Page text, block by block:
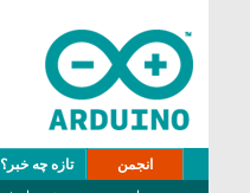
انجمن تازه چه خبر؟